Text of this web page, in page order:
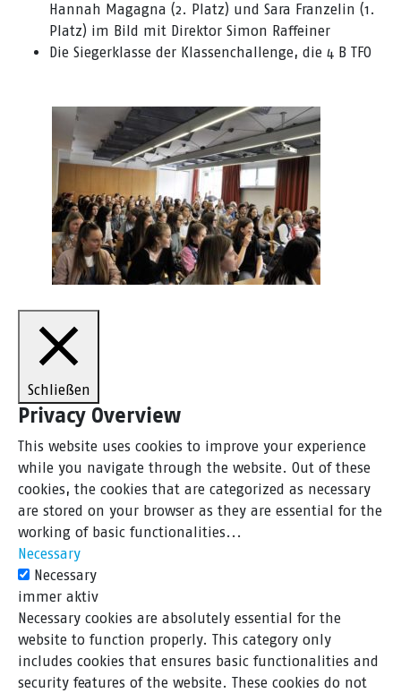
Hannah Magagna (2. Platz) und Sara Franzelin (1.
Platz) im Bild mit Direktor Simon Raffeiner
Die Siegerklasse der Klassenchallenge, die 4 B TFO
Schließen
Privacy Overview
This website uses cookies to improve your experience
while you navigate through the website. Out of these
cookies, the cookies that are categorized as necessary
are stored on your browser as they are essential for the
working of basic functionalities...
Necessary
Necessary
immer aktiv
Necessary cookies are absolutely essential for the
website to function properly. This category only
includes cookies that ensures basic functionalities and
security features of the website. These cookies do not